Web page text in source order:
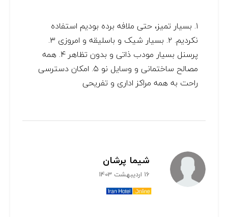
۱. بسیار تمیز، حتی ملافه برده بودیم استفاده
نکردیم. ۲. بسیار شیک و باسلیقه و امروزی ۳.
پرسنل بسیار مودب ذاتی و بدون تظاهر ۴. همه
مصالح ساختمانی و وسایل نو ۵. امکان دسترسی
راحت به همه مراکز اداری و تفریحی
شیما پرشان
16 اردیبهشت 1403